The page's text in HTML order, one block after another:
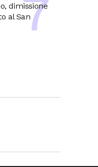
dimissione
al San